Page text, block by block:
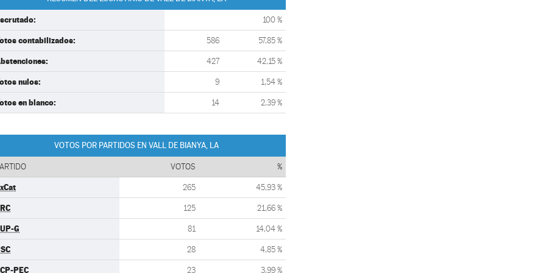
100 %
contabilizados: 586 57,85 %
427 42,15 %
nulos: 9 1,54 %
en blanco: 14 2,39 %
VOTOS POR PARTIDOS EN VALL DE BIANYA, LA
VOTOS %
265 45,93 %
125 21,66 %
G 81 14,04 %
28 4,85 %
PEC 23 3,99 %